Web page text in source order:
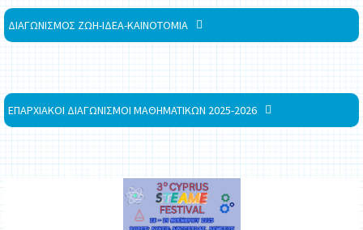
ΔΙΑΓΩΝΙΣΜΟΣ ΖΩΗ-ΙΔΕΑ-ΚΑΙΝΟΤΟΜΙΑ
ΕΠΑΡΧΙΑΚΟΙ ΔΙΑΓΩΝΙΣΜΟΙ ΜΑΘΗΜΑΤΙΚΩΝ 2025-2026